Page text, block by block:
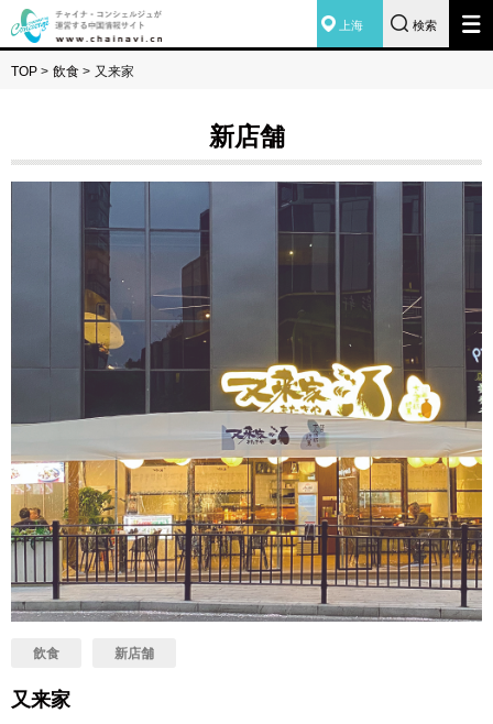
上海 検索
TOP > 飲食 > 又来家
新店舗
飲食 新店舗
又来家